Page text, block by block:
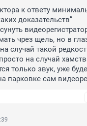
к ответу
доказательств”
чрез щель, но в
случай такой
на случай
только звук, уже
парковке сам